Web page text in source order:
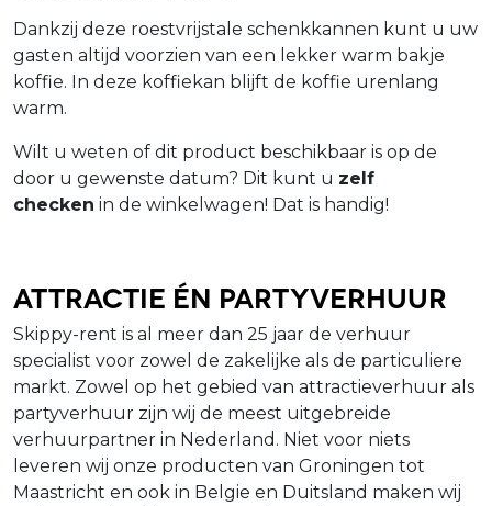
Dankzij deze roestvrijstale schenkkannen kunt u uw
gasten altijd voorzien van een lekker warm bakje
koffie. In deze koffiekan blijft de koffie urenlang
warm.
Wilt u weten of dit product beschikbaar is op de
door u gewenste datum? Dit kunt u zelf
checken in de winkelwagen! Dat is handig!
Attractie én Partyverhuur
Skippy-rent is al meer dan 25 jaar de verhuur
specialist voor zowel de zakelijke als de particuliere
markt. Zowel op het gebied van attractieverhuur als
partyverhuur zijn wij de meest uitgebreide
verhuurpartner in Nederland. Niet voor niets
leveren wij onze producten van Groningen tot
Maastricht en ook in Belgie en Duitsland maken wij